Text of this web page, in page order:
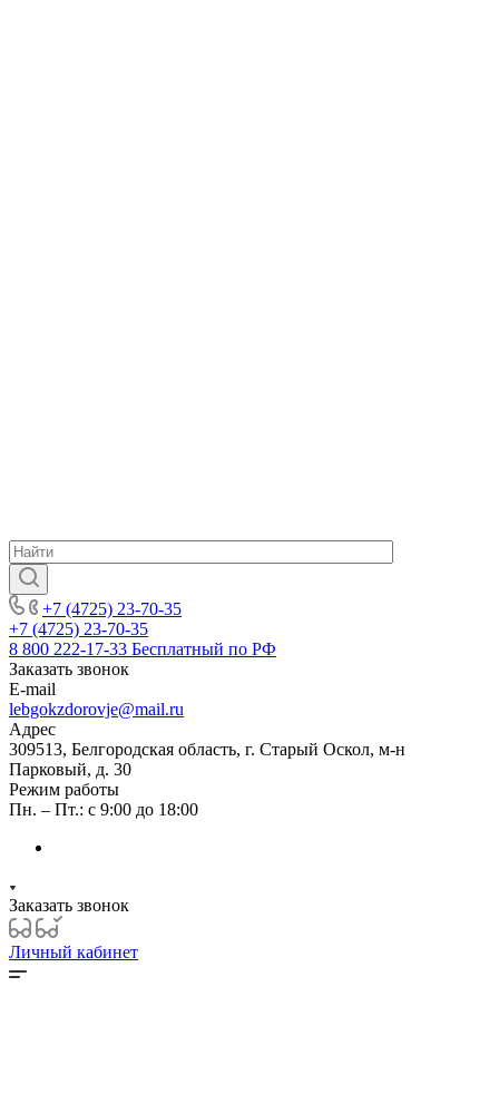
+7 (4725) 23-70-35
+7 (4725) 23-70-35
8 800 222-17-33 Бесплатный по РФ
Заказать звонок
E-mail
lebgokzdorovje@mail.ru
Адрес
309513, Белгородская область, г. Старый Оскол, м-н
Парковый, д. 30
Режим работы
Пн. – Пт.: с 9:00 до 18:00
Заказать звонок
Личный кабинет